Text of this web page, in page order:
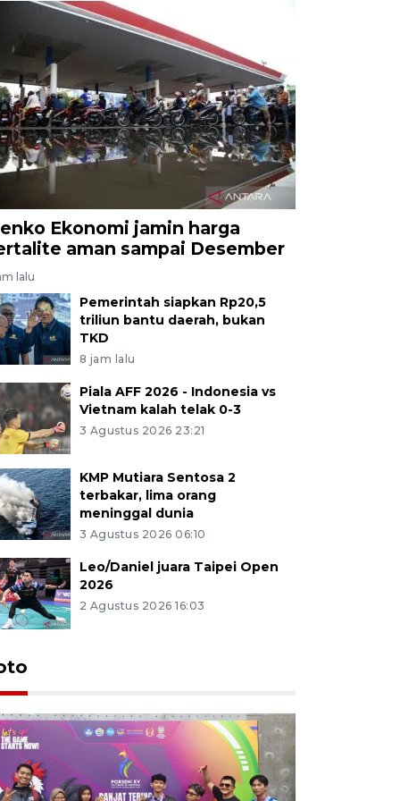
Ekonomi jamin harga
aman sampai Desember
lalu
Pemerintah siapkan Rp20,5
triliun bantu daerah, bukan
TKD
8 jam lalu
Piala AFF 2026 - Indonesia vs
Vietnam kalah telak 0-3
3 Agustus 2026 23:21
KMP Mutiara Sentosa 2
terbakar, lima orang
meninggal dunia
3 Agustus 2026 06:10
Leo/Daniel juara Taipei Open
2026
2 Agustus 2026 16:03